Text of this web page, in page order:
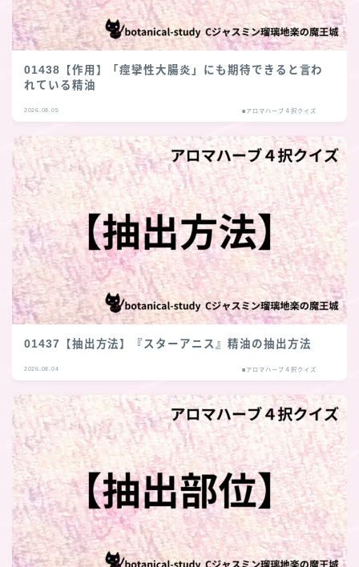
01438【作用】「痙攣性大腸炎」にも期待できると言わ
れている精油
2026.08.05 ■アロマハーブ４択クイズ
01437【抽出方法】『スターアニス』精油の抽出方法
2026.08.04 ■アロマハーブ４択クイズ